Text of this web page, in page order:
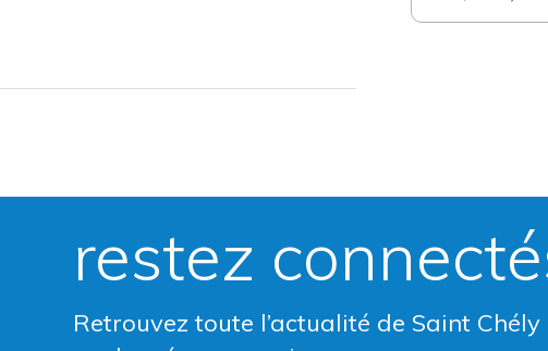
restez
Retrouvez toute l’actualité de Saint Chély